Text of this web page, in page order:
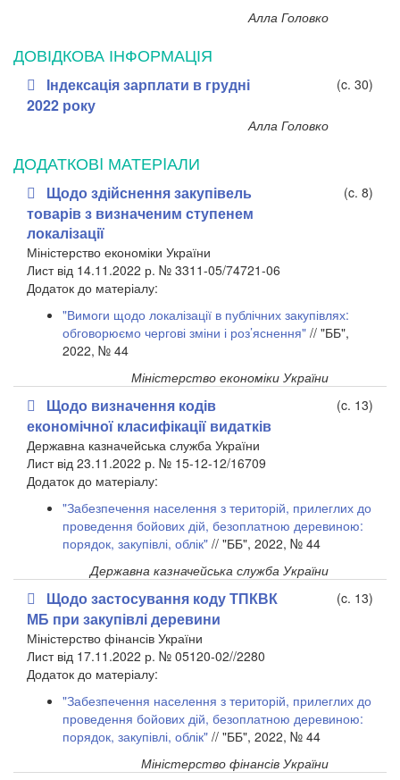
Алла Головко
ДОВІДКОВА ІНФОРМАЦІЯ
Індексація зарплати в грудні
2022 року
(c. 30)
Алла Головко
ДОДАТКОВI МАТЕРIАЛИ
Щодо здійснення закупівель
товарів з визначеним ступенем
локалізації
(c. 8)
Міністерство економіки України
Лист від 14.11.2022 р. № 3311-05/74721-06
​Додаток до матеріалу:
"Вимоги щодо локалізації в публічних закупівлях:
обговорюємо чергові зміни і роз’яснення" // "ББ",
2022, № 44
Міністерство економіки України
Щодо визначення кодів
економічної класифікації видатків
(c. 13)
Державна казначейська служба України
Лист від 23.11.2022 р. № 15-12-12/16709
​Додаток до матеріалу:
"Забезпечення населення з територій, прилеглих до
проведення бойових дій, безоплатною деревиною:
порядок, закупівлі, облік" // "ББ", 2022, № 44
Державна казначейська служба України
Щодо застосування коду ТПКВК
МБ при закупівлі деревини
(c. 13)
Міністерство фінансів України
Лист від 17.11.2022 р. № 05120-02//2280
​Додаток до матеріалу:
"Забезпечення населення з територій, прилеглих до
проведення бойових дій, безоплатною деревиною:
порядок, закупівлі, облік" // "ББ", 2022, № 44
Міністерство фінансів України